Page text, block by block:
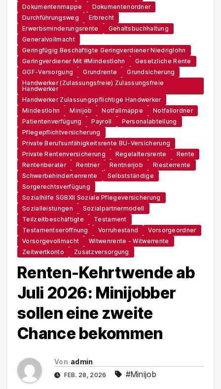
Dokumentenmappe
Dokumentenordner
Durchführungsweg
Erbrecht
Erwerbsminderungsrente
Gehaltsbuchhaltung
Generalvollmacht
Geringfügig Beschäftigte Geringverdiener Niedriglohn
Geringverdiener Mit #Mindestlohn
Gesetzliche Rente
GGF-Versorgung
Grundrente
Grundsicherung
Handwerker (zulassungsfreie) Zulassungsfreie
Handwerker
Handwerker Zulassungspflichtige Handwerker
Mindestlohn
Minijob Notfallmappe
Notfallordner
Patientenverfügung
Payroll
Personalabteilung
Pflegepflichtversicherung
Private Berufsunfähigkeitsrente BU-Versicherung
Private Rentenversicherung
Regelaltersrente
Rente
Rentenberater
Rentner Rentnerjob
Riesterrente
Schwerbehindertenrente
Selbstständige
Sorgerechtsverfügung
Sozialhilfe SGBXII Soziale Pflegeversicherung
Sozialleistungen
Sozialpartnermodell
Teilzeitbeschäftigte
Testament
Testamentseröffnung
Vorruhestand
Vorsorgeordner
Vorsorgevollmacht
Witwenrente - Witwerrente
Zeitwertkonto
Zusatzversorgung
Renten-Kehrtwende ab
Juli 2026: Minijobber
sollen eine zweite
Chance bekommen
Von admin
FEB. 28, 2026 #Minijob